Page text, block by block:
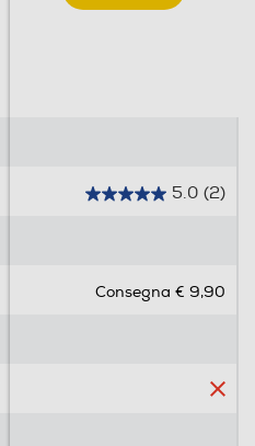
5.0 (2)
e
Consegna € 9,90